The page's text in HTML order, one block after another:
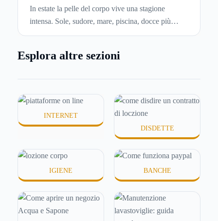
In estate la pelle del corpo vive una stagione
intensa. Sole, sudore, mare, piscina, docce più
frequenti e aria condizionata possono renderla
meno confortevole. Eppure, proprio nei mesi caldi,
o difficili da assorbire.
Esplora altre sezioni
INTERNET
DISDETTE
IGIENE BANCHE